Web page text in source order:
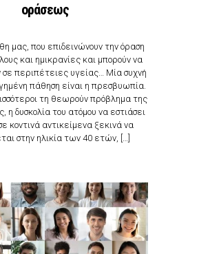
οράσεως
μας, που επιδεινώνουν την όραση
και ημικρανίες και μπορούν να
σε περιπέτειες υγείας… Μία συχνή
πάθηση είναι η πρεσβυωπία.
τη θεωρούν πρόβλημα της
η δυσκολία του ατόμου να εστιάσει
κοντινά αντικείμενα ξεκινά να
στην ηλικία των 40 ετών, […]